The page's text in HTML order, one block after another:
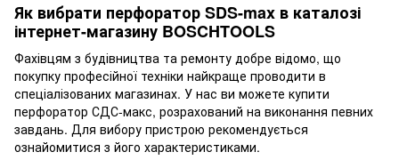
Як вибрати перфоратор SDS-max в каталозі
інтернет-магазину BOSCHTOOLS
Фахівцям з будівництва та ремонту добре відомо, що
покупку професійної техніки найкраще проводити в
спеціалізованих магазинах. У нас ви можете купити
перфоратор СДС-макс, розрахований на виконання певних
завдань. Для вибору пристрою рекомендується
ознайомитися з його характеристиками.